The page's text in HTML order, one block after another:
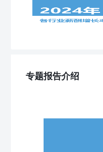
专题报告介绍